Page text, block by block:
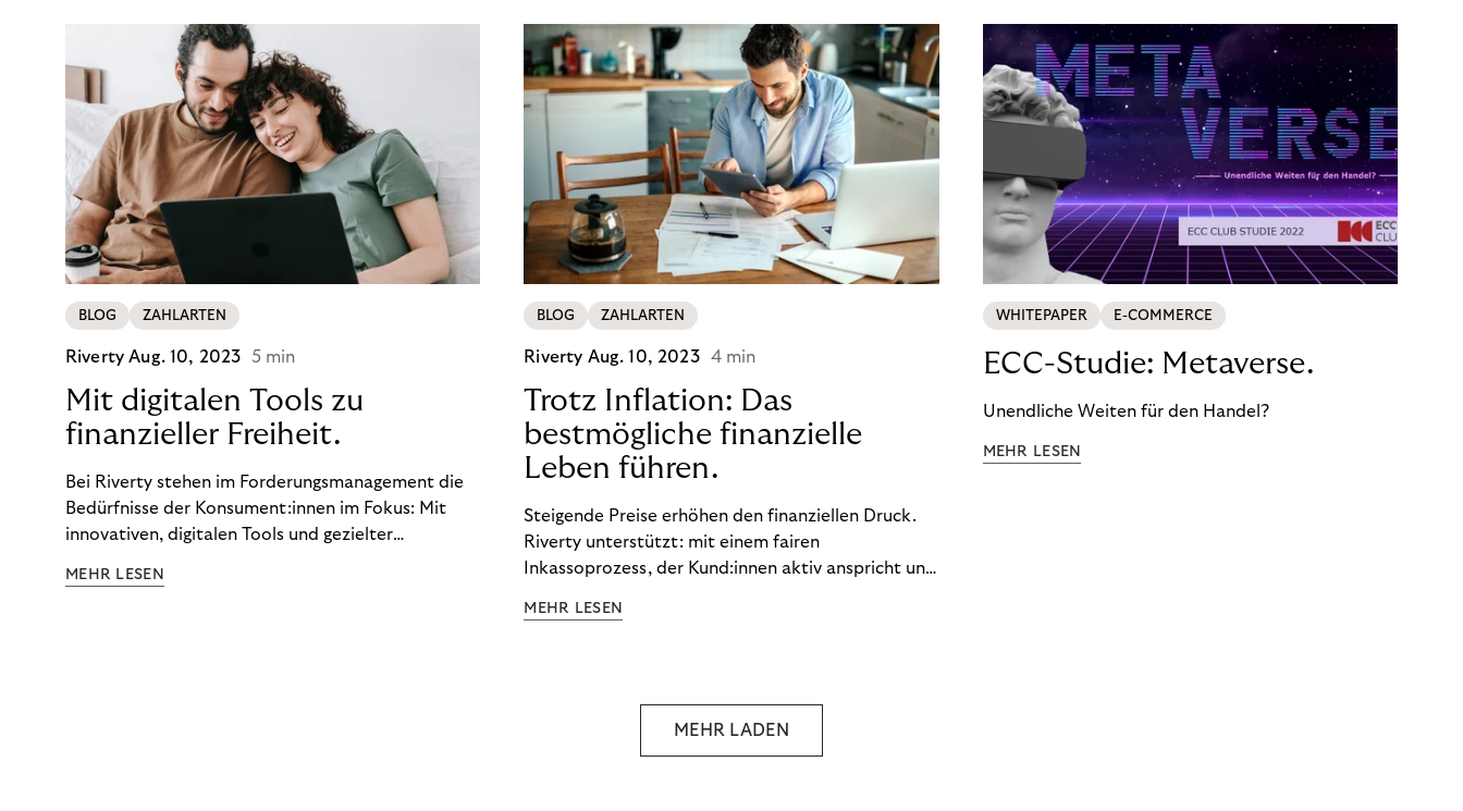
BLOG ZAHLARTEN
RivertyAug. 10, 2023 5 min
Mit digitalen Tools zu
finanzieller Freiheit.
Bei Riverty stehen im Forderungsmanagement die
Bedürfnisse der Konsument:innen im Fokus: Mit
innovativen, digitalen Tools und gezielter
ein Leben in finanzieller Freiheit zu führen. So
MEHR LESEN
BLOG ZAHLARTEN
Riverty Aug. 10, 2023 4 min
Trotz Inflation: Das
bestmögliche finanzielle
Leben führen.
Steigende Preise erhöhen den finanziellen Druck.
Riverty unterstützt: mit einem fairen
Inkassoprozess, der Kund:innen aktiv anspricht und
Finanzbildung ermöglicht. So bleiben Menschen
MEHR LESEN
WHITEPAPER E-COMMERCE
ECC-Studie: Metaverse.
Unendliche Weiten für den Handel?
MEHR LESEN
MEHR LADEN